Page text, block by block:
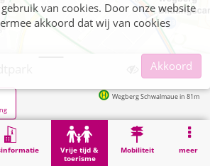
Vrije tijd &
toerisme
Mobiliteit meer
Wegberg Schwalmaue in 81m
recreatie Wegberg, Stadtpark
van cookies. Door onze website
akkoord dat wij van cookies
Akkoord